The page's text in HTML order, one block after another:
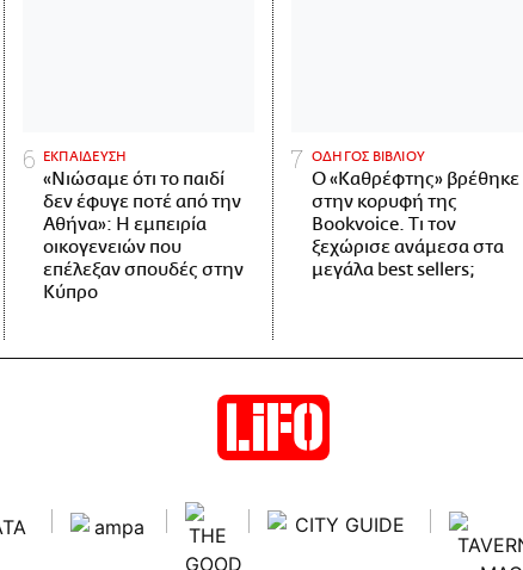
ΕΚΠΑΙΔΕΥΣΗ
«Νιώσαμε ότι το παιδί
δεν έφυγε ποτέ από την
Αθήνα»: Η εμπειρία
οικογενειών που
επέλεξαν σπουδές στην
Κύπρο
ΟΔΗΓΟΣ ΒΙΒΛΙΟΥ
Ο «Καθρέφτης» βρέθηκε
στην κορυφή της
Bookvoice. Τι τον
ξεχώρισε ανάμεσα στα
μεγάλα best sellers;